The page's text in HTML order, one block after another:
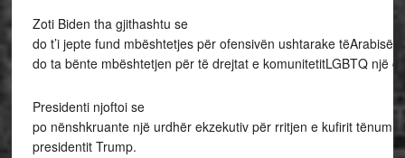
Zoti Biden tha gjithashtu se
do t’i jepte fund mbështetjes për ofensivën ushtarake tëArabisë
do ta bënte mbështetjen për të drejtat e komunitetitLGBTQ një
Presidenti njoftoi se
po nënshkruante një urdhër ekzekutiv për rritjen e kufirit
presidentit Trump.